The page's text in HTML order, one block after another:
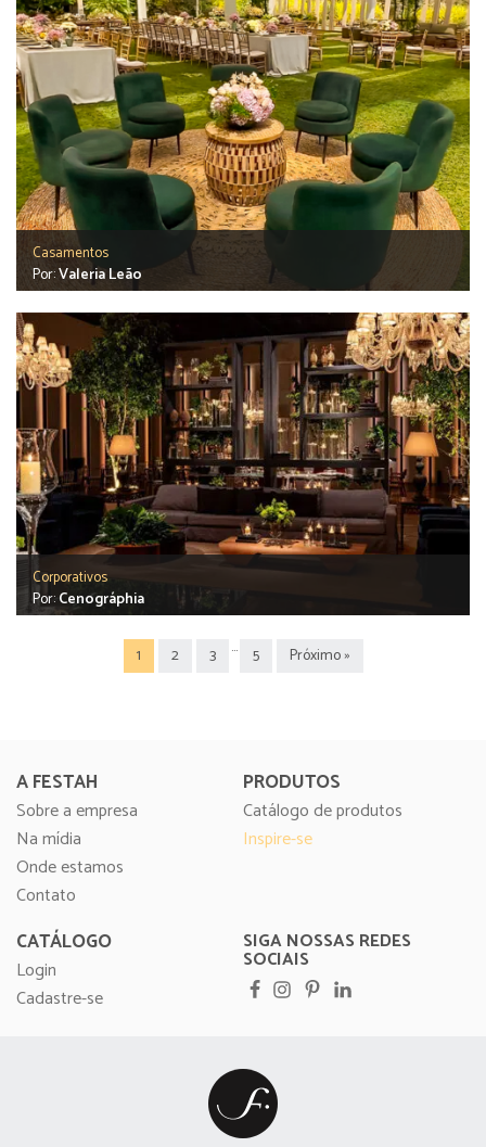
Casamentos
Por:Valeria Leão
Corporativos
Por:Cenográphia
1 2 3 … 5 Próximo »
A FESTAH
Sobre a empresa
Na mídia
Onde estamos
Contato
PRODUTOS
Catálogo de produtos
Inspire-se
CATÁLOGO
Login
Cadastre-se
SIGA NOSSAS REDES
SOCIAIS